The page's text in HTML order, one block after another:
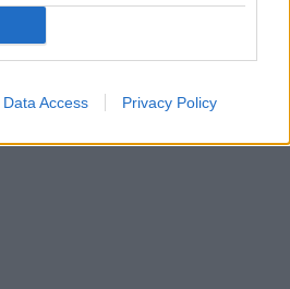
Data Access Privacy Policy